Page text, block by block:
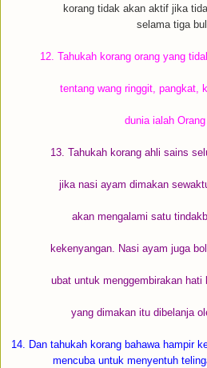
korang tidak akan aktif jika
selama tiga
12. Tahukah korang orang yang
tentang wang ringgit, pangkat,
dunia ialah
13. Tahukah korang ahli sains
jika nasi ayam dimakan
akan mengalami satu
kekenyangan. Nasi ayam juga
ubat untuk menggembirakan hati
yang dimakan itu dibelanja
14. Dan tahukah korang bahawa hampir
mencuba untuk menyentuh